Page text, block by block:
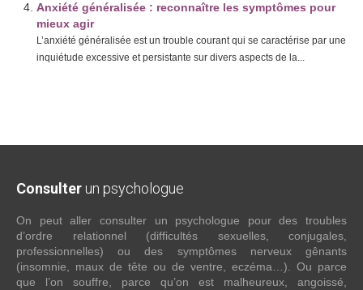
Anxiété généralisée : reconnaître les symptômes pour
mieux agir
L’anxiété généralisée est un trouble courant qui se caractérise par une
inquiétude excessive et persistante sur divers aspects de la...
Consulter un psychologue
On peut aller consulter un psychologue pour des troubles
d’ordre relationnel (difficultés sexuelles, conjugales,
professionnelles) ou des symptômes nerveux gênants
(insomnie, maux de tête ou de ventre, eczéma…). Ou parce
que l’on souffre, parce qu’on est malheureux, angoissé,